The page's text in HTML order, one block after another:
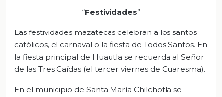
“Festividades”
Las festividades mazatecas celebran a los santos
católicos, el carnaval o la fiesta de Todos Santos. En
la fiesta principal de Huautla se recuerda al Señor
de las Tres Caídas (el tercer viernes de Cuaresma).
En el municipio de Santa María Chilchotla se